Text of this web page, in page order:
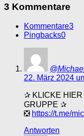
3 Kommentare
Kommentare3
Pingbacks0
22. März 2024
✰ KLICKE HIER
GRUPPE ✰
❎ https://t.me/
Antworten